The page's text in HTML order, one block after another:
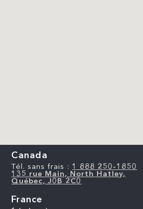
Canada
Tél. sans frais : 1 888 250-1850
135 rue Main, North Hatley,
Québec, J0B 2C0
France